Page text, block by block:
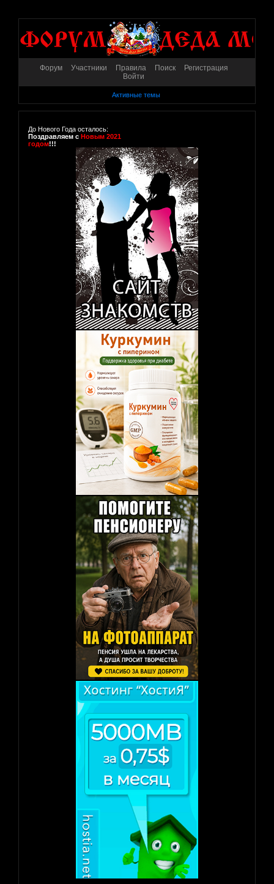
Форум Участники Правила Поиск
Регистрация
Войти
Активные темы
До Нового Года осталось:
Поздравляем с Новым 2021
годом!!!